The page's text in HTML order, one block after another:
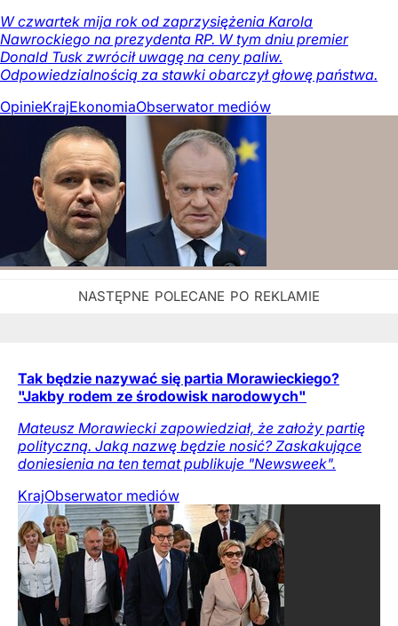
W czwartek mija rok od zaprzysiężenia Karola
Nawrockiego na prezydenta RP. W tym dniu premier
Donald Tusk zwrócił uwagę na ceny paliw.
Odpowiedzialnością za stawki obarczył głowę państwa.
OpinieKrajEkonomiaObserwator mediów
Tak będzie nazywać się partia Morawieckiego?
"Jakby rodem ze środowisk narodowych"
Mateusz Morawiecki zapowiedział, że założy partię
polityczną. Jaką nazwę będzie nosić? Zaskakujące
doniesienia na ten temat publikuje "Newsweek".
KrajObserwator mediów